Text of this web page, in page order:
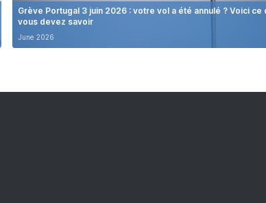
Grève Portugal 3 juin 2026 : votre vol a été annulé ? Voici ce
vous devez savoir
June 2026